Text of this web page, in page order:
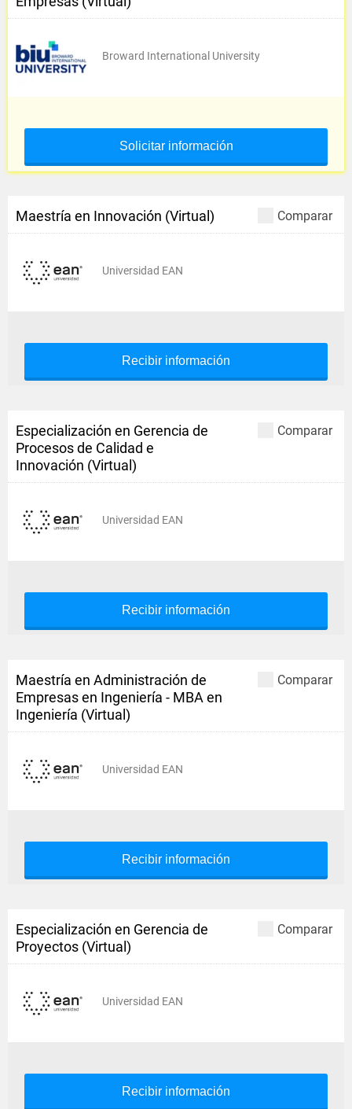
Broward International University
Solicitar información
Comparar
Maestría en Innovación (Virtual)
Universidad EAN
Recibir información
Comparar
Especialización en Gerencia de
Procesos de Calidad e
Innovación (Virtual)
Universidad EAN
Recibir información
Comparar
Maestría en Administración de
Empresas en Ingeniería - MBA en
Ingeniería (Virtual)
Universidad EAN
Recibir información
Comparar
Especialización en Gerencia de
Proyectos (Virtual)
Universidad EAN
Recibir información